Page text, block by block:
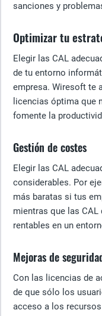
sanciones y
Optimizar tu
Elegir las CAL
de tu entorno
empresa. Wiresoft te
licencias óptima que
fomente la
Gestión de costes
Elegir las CAL
considerables. Por
más baratas si tus
mientras que las
rentables en un
Mejoras de
Con las licencias de
de que sólo los
acceso a los